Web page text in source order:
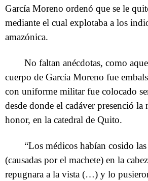
García Moreno ordenó que se le
mediante el cual explotaba a los
amazónica.
No faltan anécdotas, como
cuerpo de García Moreno fue
con uniforme militar fue colocado
desde donde el cadáver presenció la
honor, en la catedral de Quito.
“Los médicos habían cosido
(causadas por el machete) en la
repugnara a la vista (…) y lo